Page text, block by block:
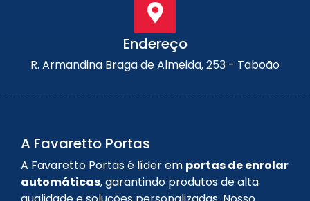
Endereço
R. Armandina Braga de Almeida, 253 - Taboão
A Favaretto Portas
A Favaretto Portas é líder em portas de enrolar
automáticas, garantindo produtos de alta